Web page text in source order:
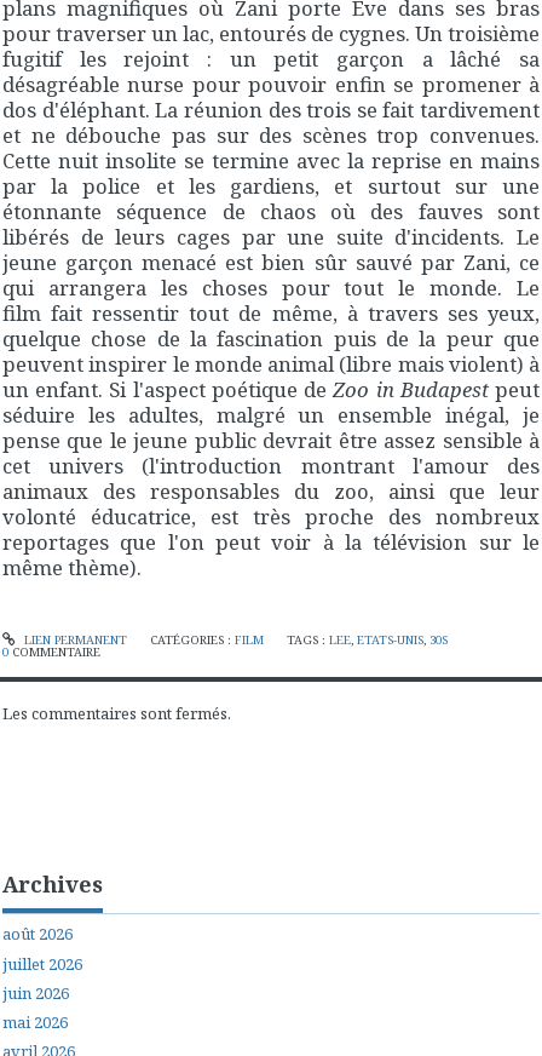
plans magnifiques où Zani porte Eve dans ses bras
pour traverser un lac, entourés de cygnes. Un troisième
fugitif les rejoint : un petit garçon a lâché sa
désagréable nurse pour pouvoir enfin se promener à
dos d'éléphant. La réunion des trois se fait tardivement
et ne débouche pas sur des scènes trop convenues.
Cette nuit insolite se termine avec la reprise en mains
par la police et les gardiens, et surtout sur une
étonnante séquence de chaos où des fauves sont
libérés de leurs cages par une suite d'incidents. Le
jeune garçon menacé est bien sûr sauvé par Zani, ce
qui arrangera les choses pour tout le monde. Le
film fait ressentir tout de même, à travers ses yeux,
quelque chose de la fascination puis de la peur que
peuvent inspirer le monde animal (libre mais violent) à
un enfant. Si l'aspect poétique deZoo in Budapestpeut
séduire les adultes, malgré un ensemble inégal, je
pense que le jeune public devrait être assez sensible à
cet univers (l'introduction montrant l'amour des
animaux des responsables du zoo, ainsi que leur
volonté éducatrice, est très proche des nombreux
reportages que l'on peut voir à la télévision sur le
même thème).
LIEN PERMANENT CATÉGORIES : FILM TAGS :LEE,ETATS-UNIS, 30S
0 COMMENTAIRE
Les commentaires sont fermés.
Archives
août 2026
juillet 2026
juin 2026
mai 2026
avril 2026